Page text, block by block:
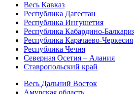
Весь Кавказ
Республика Дагестан
Республика Ингушетия
Республика Кабардино-
Республика Карачаево-Черкесия
Республика Чечня
Северная Осетия – Алания
Ставропольский край
Весь Дальний Восток
Амурская область